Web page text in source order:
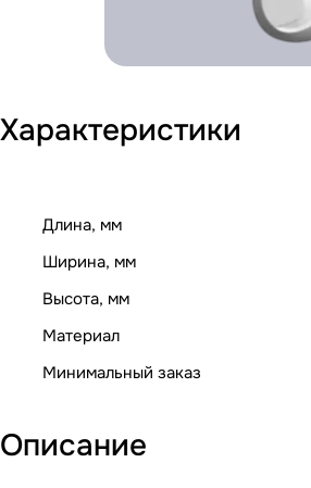
Характеристики
Длина, мм
Ширина, мм
Высота, мм
Материал
Минимальный заказ
Описание